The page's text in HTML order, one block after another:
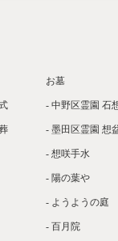
お墓
- 中野区霊園 石
- 墨田区霊園 想
- 想咲手水
- 陽の葉や
- ようようの庭
- 百月院